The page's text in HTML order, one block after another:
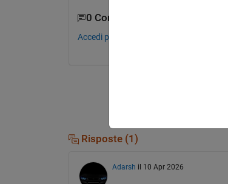
0 Commenti
Accedi per commentare.
Risposte (1)
Adarsh il 10 Apr 2026